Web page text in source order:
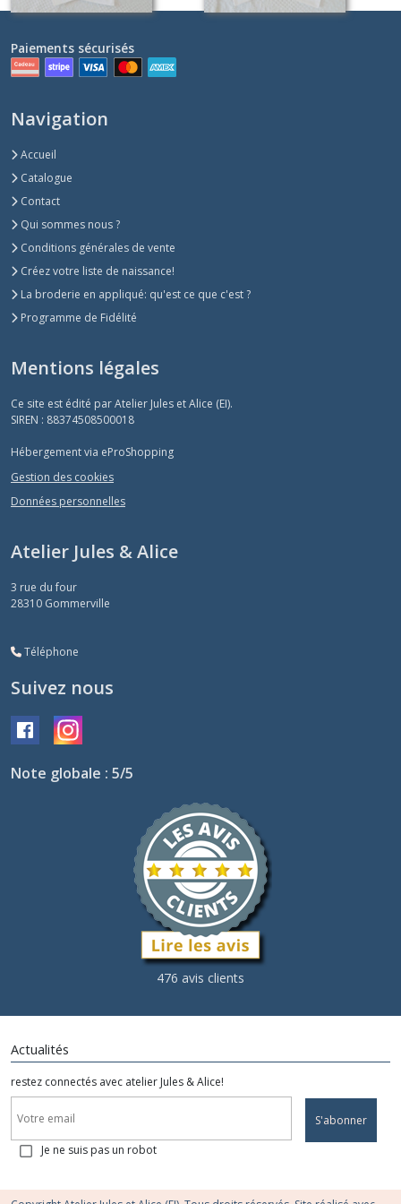
Paiements sécurisés
Navigation
Accueil
Catalogue
Contact
Qui sommes nous ?
Conditions générales de vente
Créez votre liste de naissance!
La broderie en appliqué: qu'est ce que c'est ?
Programme de Fidélité
Mentions légales
Ce site est édité par Atelier Jules et Alice (EI).
SIREN : 88374508500018
Hébergement via eProShopping
Gestion des cookies
Données personnelles
Atelier Jules & Alice
3 rue du four
28310 Gommerville
Téléphone
Suivez nous
Note globale : 5/5
476 avis clients
Actualités
restez connectés avec atelier Jules & Alice!
S'abonner
Je ne suis pas un robot